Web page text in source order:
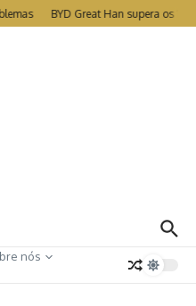
BYD Great Han supera os
nós